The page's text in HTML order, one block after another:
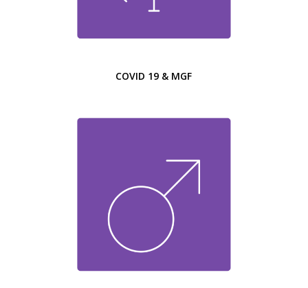
COVID 19 & MGF